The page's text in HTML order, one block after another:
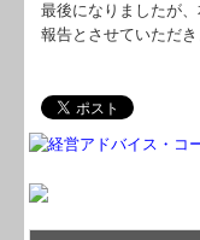
最後になりましたが
報告とさせていただき